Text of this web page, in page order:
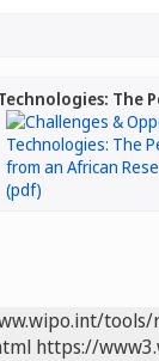
tools/
https://